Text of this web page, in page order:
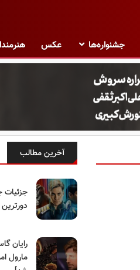
جشنواره‌ها عکس
آخرین مطالب
جزئیات
رایان
مارول